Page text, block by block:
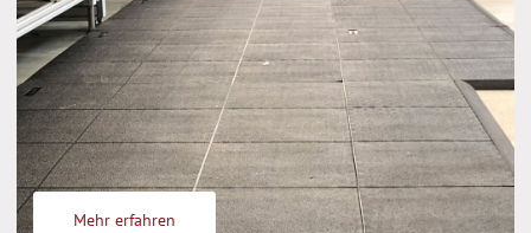
Mehr erfahren